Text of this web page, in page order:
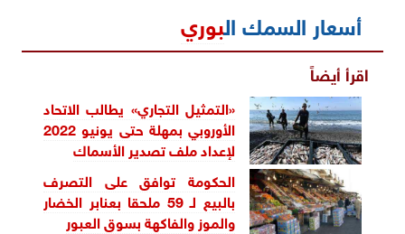
أسعار السمك البوري
اقرأ أيضاً
«التمثيل التجاري» يطالب الاتحاد
الأوروبي بمهلة حتى يونيو 2022
لإعداد ملف تصدير الأسماك
الحكومة توافق على التصرف
بالبيع لـ 59 ملحقا بعنابر الخضار
والموز والفاكهة بسوق العبور